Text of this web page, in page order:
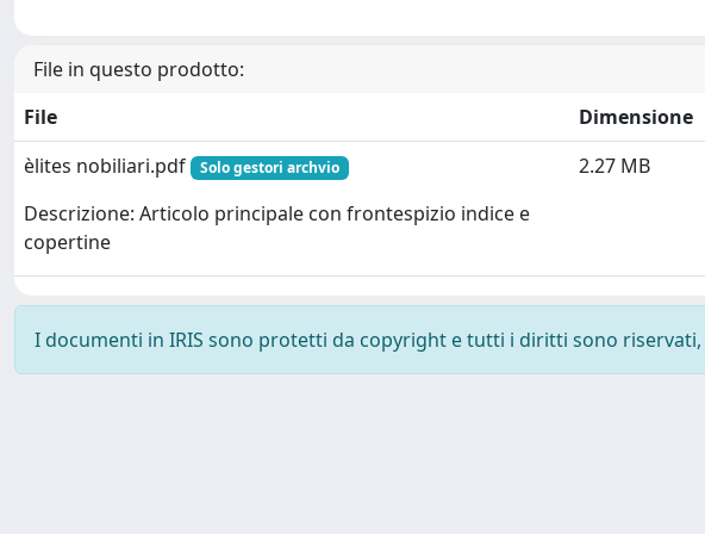
File in questo prodotto:
File
Dimensione
èlites nobiliari.pdf
Solo gestori archvio
Descrizione: Articolo principale con frontespizio indice e
copertine
2.27 MB
I documenti in IRIS sono protetti da copyright e tutti i diritti sono riservati,